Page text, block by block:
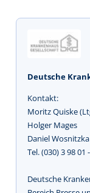
Deutsche
Kontakt:
Moritz Quiske
Holger Mages
Daniel Wosnitzka
Tel. (030) 3 98 01
Deutsche